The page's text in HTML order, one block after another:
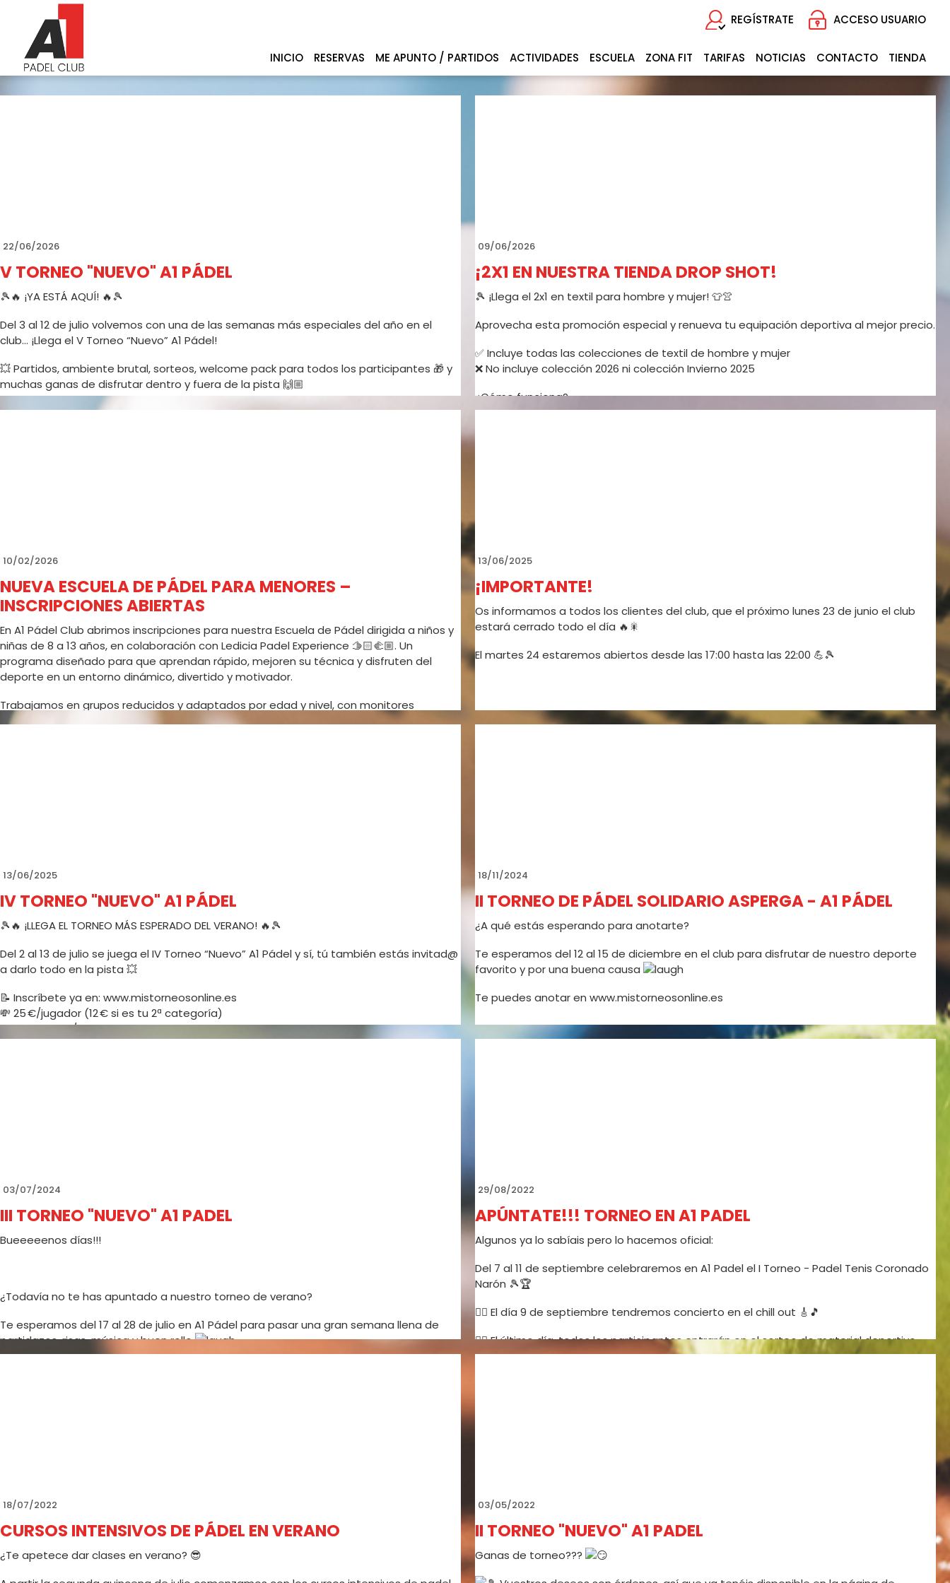
REGÍSTRATE ACCESO USUARIO
INICIO RESERVAS ME APUNTO / PARTIDOS ACTIVIDADES ESCUELA ZONA FIT TARIFAS NOTICIAS CONTACTO TIENDA
22/06/2026
V TORNEO "NUEVO" A1 PÁDEL
🎾🔥 ¡YA ESTÁ AQUÍ! 🔥🎾
Del 3 al 12 de julio volvemos con una de las semanas más especiales del año en el
club… ¡Llega el V Torneo “Nuevo” A1 Pádel!
💥 Partidos, ambiente brutal, sorteos, welcome pack para todos los participantes 🎁 y
muchas ganas de disfrutar dentro y fuera de la pista 🙌🏼
➡️ Categorías masculinas, femeninas, mixtas e iniciación
¿Quién se apunta? 👀🎾
09/06/2026
¡2X1 EN NUESTRA TIENDA DROP SHOT!
🎾 ¡Llega el 2x1 en textil para hombre y mujer! 👕👚
Aprovecha esta promoción especial y renueva tu equipación deportiva al mejor precio.
✅ Incluye todas las colecciones de textil de hombre y mujer
❌ No incluye colección 2026 ni colección Invierno 2025
¿Cómo funciona?
🛍️ Elige 2 prendas textiles de la promoción.
10/02/2026
NUEVA ESCUELA DE PÁDEL PARA MENORES –
INSCRIPCIONES ABIERTAS
En A1 Pádel Club abrimos inscripciones para nuestra Escuela de Pádel dirigida a niños y
niñas de 8 a 13 años, en colaboración con Ledicia Padel Experience 🫱🏻‍🫲🏼. Un
programa diseñado para que aprendan rápido, mejoren su técnica y disfruten del
deporte en un entorno dinámico, divertido y motivador.
Trabajamos en grupos reducidos y adaptados por edad y nivel, con monitores
especializados y metodología enfocada en aprendizaje + diversión. Nuestro objetivo:
13/06/2025
¡IMPORTANTE!
Os informamos a todos los clientes del club, que el próximo lunes 23 de junio el club
estará cerrado todo el día 🔥🎇
El martes 24 estaremos abiertos desde las 17:00 hasta las 22:00 💪🎾
13/06/2025
IV TORNEO "NUEVO" A1 PÁDEL
🎾🔥 ¡LLEGA EL TORNEO MÁS ESPERADO DEL VERANO! 🔥🎾
Del 2 al 13 de julio se juega el IV Torneo “Nuevo” A1 Pádel y sí, tú también estás invitad@
a darlo todo en la pista 💥
📝 Inscríbete ya en: www.mistorneosonline.es
💸 25 €/jugador (12 € si es tu 2ª categoría)
📅 Hasta el 29/6 o hasta que se completen inscripciones
Y como siempre… ¡tendremos sorteo de regalos de todos nuestros colaboradores! ❤️‍🔥
📲 Info por WhatsApp: 658 923 423
⚠️ ¡Corre que vuelan, que aquí el que no se apunta… lo ve desde la grada! 👀🎾
18/11/2024
II TORNEO DE PÁDEL SOLIDARIO ASPERGA - A1 PÁDEL
¿A qué estás esperando para anotarte?
Te esperamos del 12 al 15 de diciembre en el club para disfrutar de nuestro deporte
favorito y por una buena causa
Te puedes anotar en www.mistorneosonline.es
03/07/2024
III TORNEO "NUEVO" A1 PADEL
Bueeeeenos días!!!
¿Todavía no te has apuntado a nuestro torneo de verano?
Te esperamos del 17 al 28 de julio en A1 Pádel para pasar una gran semana llena de
partidazos, risas, música y buen rollo
29/08/2022
APÚNTATE!!! TORNEO EN A1 PADEL
Algunos ya lo sabíais pero lo hacemos oficial:
Del 7 al 11 de septiembre celebraremos en A1 Padel el I Torneo - Padel Tenis Coronado
Narón 🎾🏆
👉🏻 El día 9 de septiembre tendremos concierto en el chill out 🎸🎵
👉🏻 El último día, todos los participantes entrarán en el sorteo de material deportivo,
bonos de clases, packs fin de semana y… alguna sorpresa más 😎
Víbora Lethal Hybrid
Te esperamos en @a1padel para disfrutar unos días de padel 🎾, música en directo, y
18/07/2022
CURSOS INTENSIVOS DE PÁDEL EN VERANO
¿Te apetece dar clases en verano? 😎
03/05/2022
II TORNEO "NUEVO" A1 PADEL
Ganas de torneo???